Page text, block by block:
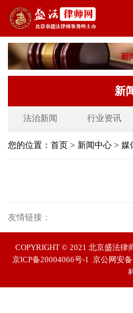
新
法治新闻 行业资讯
您的位置：首页 > 新闻中心 >媒
友情链接：
COPYRIGHT © 2021 北京盛法律
京ICP备20004066号-1 京公网安